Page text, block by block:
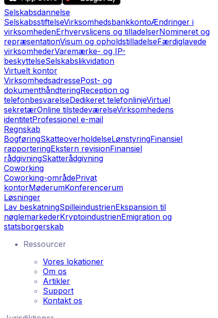
Selskabsdannelse
SelskabsstiftelseVirksomhedsbankkontoÆndringer i
virksomhedenErhvervslicens og tilladelserNomineret og
repræsentationVisum og opholdstilladelseFærdiglavede
virksomhederVaremærke- og IP-
beskyttelseSelskabslikvidation
Virtuelt kontor
VirksomhedsadressePost- og
dokumenthåndteringReception og
telefonbesvarelseDedikeret telefonlinjeVirtuel
sekretærOnline tilstedeværelseVirksomhedens
identitetProfessionel e-mail
Regnskab
BogføringSkatteoverholdelseLønstyringFinansiel
rapporteringEkstern revisionFinansiel
rådgivningSkatterådgivning
Coworking
Coworking-områdePrivat
kontorMøderumKonferencerum
Løsninger
Lav beskatningSpilleindustrienEkspansion til
nøglemarkederKryptoindustrienEmigration og
statsborgerskab
Ressourcer
Vores lokationer
Om os
Artikler
Support
Kontakt os